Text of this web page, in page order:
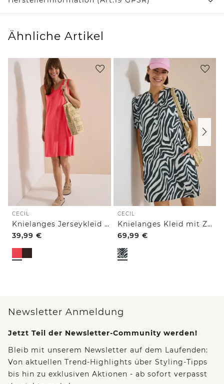
Ähnliche Artikel
CECIL
Knielanges Jerseykleid mit V-Neck
39,99 €
CECIL
Knielanges Kleid mit Zebraprint
69,99 €
Newsletter Anmeldung
Jetzt Teil der Newsletter-Community werden!
Bleib mit unserem Newsletter auf dem Laufenden:
Von aktuellen Trend-Highlights über Styling-Tipps
bis hin zu exklusiven Aktionen - ab sofort verpasst